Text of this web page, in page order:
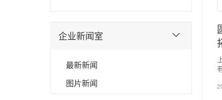
企业新闻室
最新新闻
图片新闻